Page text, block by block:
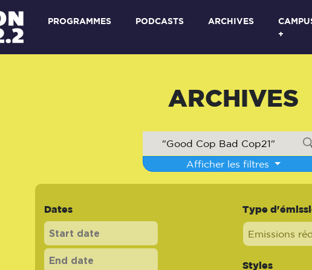
PROGRAMMES PODCASTS ARCHIVES
+
ARCHIVES
Afficher les filtres
Dates Type
Emissions
Styles